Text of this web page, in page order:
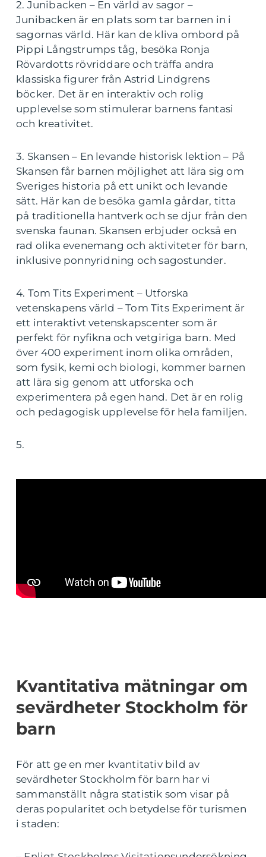
2. Junibacken – En värld av sagor –
Junibacken är en plats som tar barnen in i
sagornas värld. Här kan de kliva ombord på
Pippi Långstrumps tåg, besöka Ronja
Rövardotts rövriddare och träffa andra
klassiska figurer från Astrid Lindgrens
böcker. Det är en interaktiv och rolig
upplevelse som stimulerar barnens fantasi
och kreativitet.
3. Skansen – En levande historisk lektion – På
Skansen får barnen möjlighet att lära sig om
Sveriges historia på ett unikt och levande
sätt. Här kan de besöka gamla gårdar, titta
på traditionella hantverk och se djur från den
svenska faunan. Skansen erbjuder också en
rad olika evenemang och aktiviteter för barn,
inklusive ponnyridning och sagostunder.
4. Tom Tits Experiment – Utforska
vetenskapens värld – Tom Tits Experiment är
ett interaktivt vetenskapscenter som är
perfekt för nyfikna och vetgiriga barn. Med
över 400 experiment inom olika områden,
som fysik, kemi och biologi, kommer barnen
att lära sig genom att utforska och
experimentera på egen hand. Det är en rolig
och pedagogisk upplevelse för hela familjen.
5.
Kvantitativa mätningar om
sevärdheter Stockholm för
barn
För att ge en mer kvantitativ bild av
sevärdheter Stockholm för barn har vi
sammanställt några statistik som visar på
deras popularitet och betydelse för turismen
i staden: